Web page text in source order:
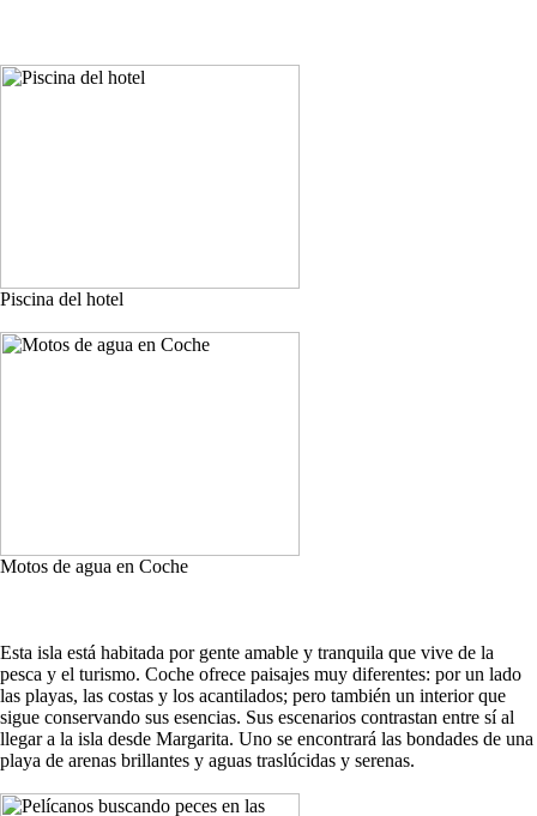
Piscina del hotel
Motos de agua en Coche
Esta isla está habitada por gente amable y tranquila que vive de la
pesca y el turismo. Coche ofrece paisajes muy diferentes: por un lado
las playas, las costas y los acantilados; pero también un interior que
sigue conservando sus esencias. Sus escenarios contrastan entre sí al
llegar a la isla desde Margarita. Uno se encontrará las bondades de una
playa de arenas brillantes y aguas traslúcidas y serenas.